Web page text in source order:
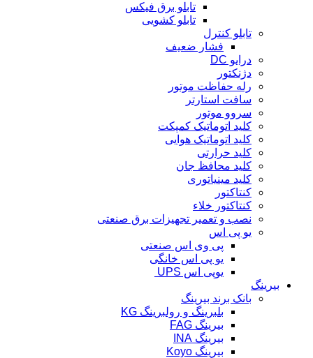
تابلو برق فیکس
تابلو کشویی
تابلو کنترل
فشار ضعیف
درایو DC
دژنکتور
رله حفاظت موتور
سافت استارتر
سروو موتور
کلید اتوماتیک کمپکت
کلید اتوماتیک هوایی
کلید حرارتی
کلید محافظ جان
کلید مینیاتوری
کنتاکتور
کنتاکتور خلاء
نصب و تعمیر تجهیزات برق صنعتی
یو پی اس
پی وی اس صنعتی
یو پی اس خانگی
یوپی اس UPS
بیرینگ
بانک برند بیرینگ
بلبرینگ و رولبرینگ KG
بیرینگ FAG
بیرینگ INA
بیرینگ Koyo